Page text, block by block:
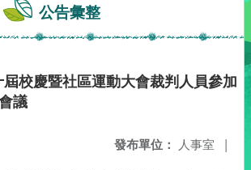
公告彙整
校慶暨社區運動大會裁判人員參加
議
發布單位： 人事室 |